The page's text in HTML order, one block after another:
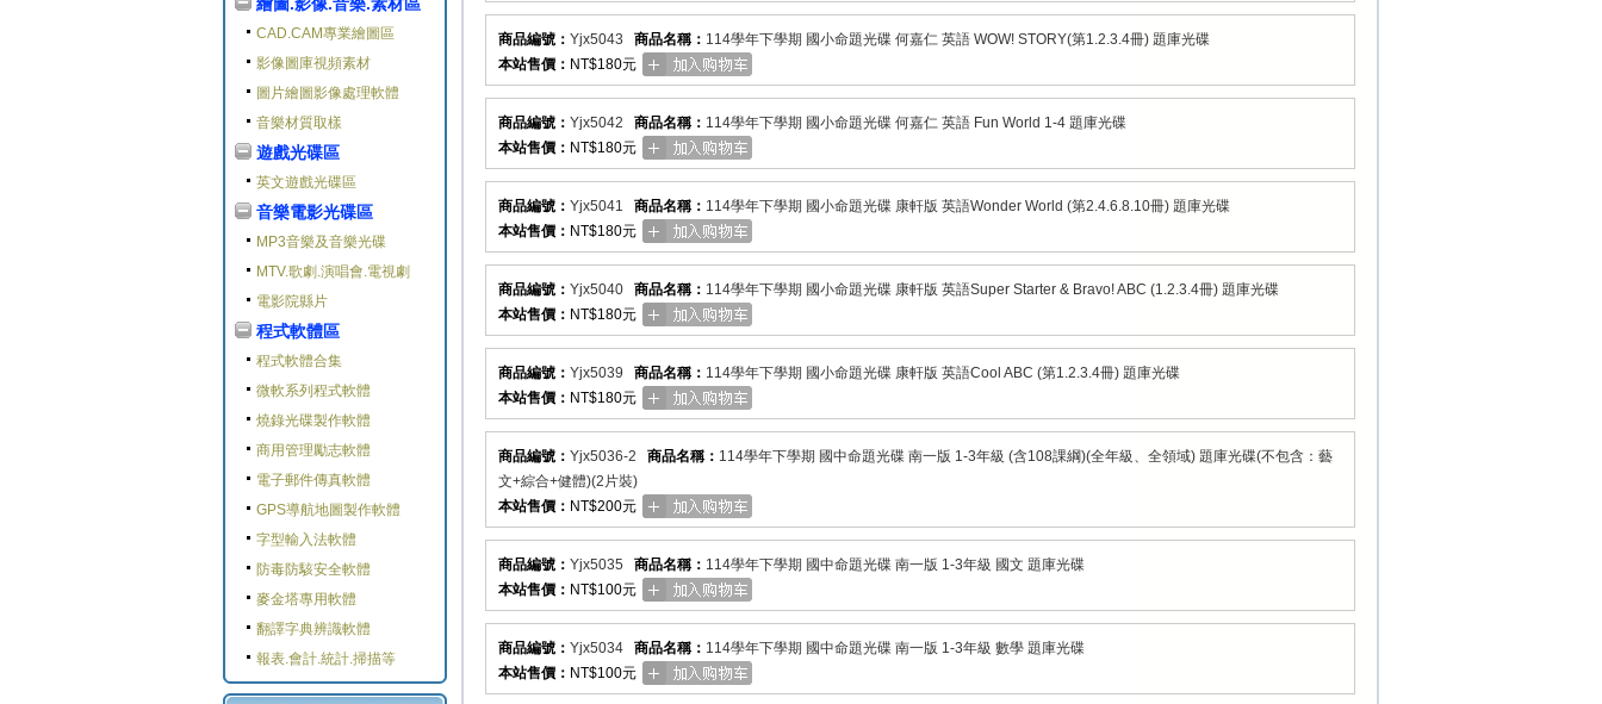
CAD.CAM專業繪圖區
影像圖庫視頻素材
圖片繪圖影像處理軟體
音樂材質取樣
遊戲光碟區
英文遊戲光碟區
音樂電影光碟區
MP3音樂及音樂光碟
MTV.歌劇.演唱會.電視劇
電影院縣片
程式軟體區
程式軟體合集
微軟系列程式軟體
燒錄光碟製作軟體
商用管理勵志軟體
電子郵件傳真軟體
GPS導航地圖製作軟體
字型輸入法軟體
防毒防駭安全軟體
麥金塔專用軟體
翻譯字典辨識軟體
報表.會計.統計.掃描等
商品編號： Yjx5043 商品名稱： 114學年下學期 國小命題光碟 何嘉仁 英語 WOW! STORY(第1.2.3.4冊) 題庫光碟
本站售價： NT$180元
商品編號： Yjx5042 商品名稱： 114學年下學期 國小命題光碟 何嘉仁 英語 Fun World 1-4 題庫光碟
本站售價： NT$180元
商品編號： Yjx5041 商品名稱： 114學年下學期 國小命題光碟 康軒版 英語Wonder World (第2.4.6.8.10冊) 題庫光碟
本站售價： NT$180元
商品編號： Yjx5040 商品名稱： 114學年下學期 國小命題光碟 康軒版 英語Super Starter & Bravo! ABC (1.2.3.4冊) 題庫光碟
本站售價： NT$180元
商品編號： Yjx5039 商品名稱： 114學年下學期 國小命題光碟 康軒版 英語Cool ABC (第1.2.3.4冊) 題庫光碟
本站售價： NT$180元
商品編號： Yjx5036-2 商品名稱： 114學年下學期 國中命題光碟 南一版 1-3年級 (含108課綱)(全年級、全領域) 題庫光碟(不包含：藝
文+綜合+健體)(2片裝)
本站售價： NT$200元
商品編號： Yjx5035 商品名稱： 114學年下學期 國中命題光碟 南一版 1-3年級 國文 題庫光碟
本站售價： NT$100元
商品編號： Yjx5034 商品名稱： 114學年下學期 國中命題光碟 南一版 1-3年級 數學 題庫光碟
本站售價： NT$100元